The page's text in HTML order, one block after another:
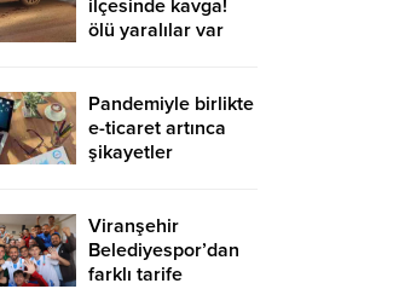
ilçesinde kavga!
ölü yaralılar var
Pandemiyle birlikte
e-ticaret artınca
şikayetler
Viranşehir
Belediyespor’dan
farklı tarife